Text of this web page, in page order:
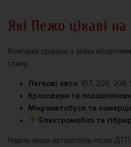
Які Пежо цікаві
Компанія працює з усіма
стану:
Легкові авто: 107, 206, 308,
Кросовери та
Мікроавтобуси та
Електромобілі та
Навіть якщо автомобіль після